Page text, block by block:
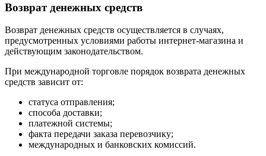
Возврат денежных средств
Возврат денежных средств осуществляется в случаях,
предусмотренных условиями работы интернет-магазина и
действующим законодательством.
При международной торговле порядок возврата денежных
средств зависит от:
статуса отправления;
способа доставки;
платежной системы;
факта передачи заказа перевозчику;
международных и банковских комиссий.